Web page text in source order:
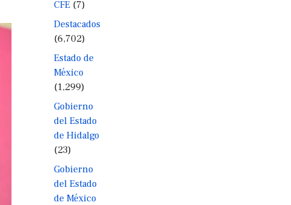
CFE (7)
Destacados
(6,702)
Estado de
México
(1,299)
Gobierno
del Estado
de Hidalgo
(23)
Gobierno
del Estado
de México